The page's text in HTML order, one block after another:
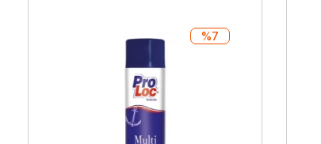
%7